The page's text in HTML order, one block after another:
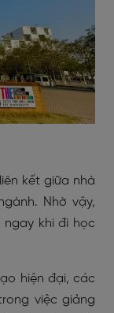
kết giữa nhà
Nhờ vậy,
ngay khi đi học
hiện đại, các
việc giảng